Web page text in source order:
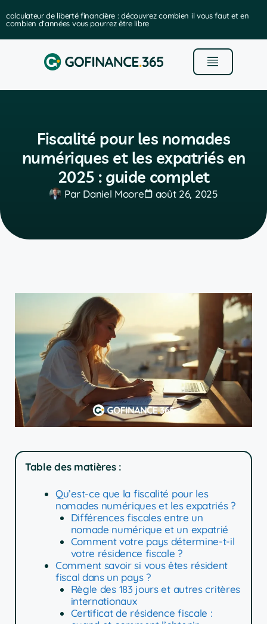
calculateur de liberté financière : découvrez combien il vous faut et en
combien d’années vous pourrez être libre
Fiscalité pour les nomades
numériques et les expatriés en
2025 : guide complet
ParDaniel Moore août 26, 2025
Table des matières :
Qu’est-ce que la fiscalité pour les
nomades numériques et les expatriés ?
Différences fiscales entre un
nomade numérique et un expatrié
Comment votre pays détermine-t-il
votre résidence fiscale ?
Comment savoir si vous êtes résident
fiscal dans un pays ?
Règle des 183 jours et autres critères
internationaux
Certificat de résidence fiscale :